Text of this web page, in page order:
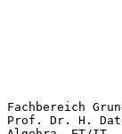
Fachbereich
Prof. Dr. H.